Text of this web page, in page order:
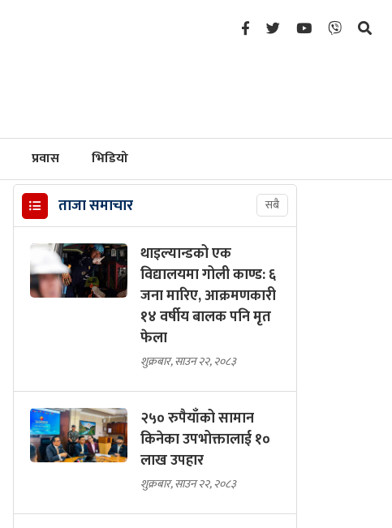
प्रवास भिडियो
ताजा समाचार सबै
थाइल्यान्डको एक
विद्यालयमा गोली काण्ड: ६
जना मारिए, आक्रमणकारी
१४ वर्षीय बालक पनि मृत
फेला
शुक्रबार, साउन २२, २०८३
२५० रुपैयाँको सामान
किनेका उपभोक्तालाई १०
लाख उपहार
शुक्रबार, साउन २२, २०८३